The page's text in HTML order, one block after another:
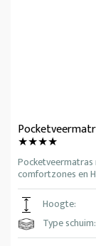
★★★★
comfortzones en
Hoogte:
Type schuim: